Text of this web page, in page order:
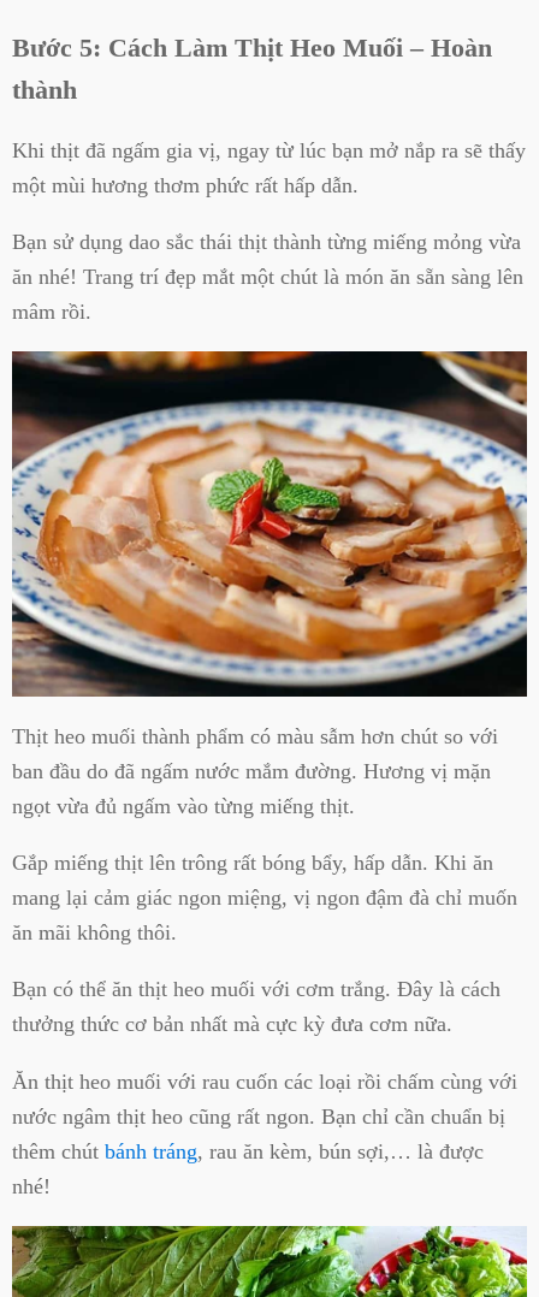
Bước 5: Cách Làm Thịt Heo Muối – Hoàn
thành
Khi thịt đã ngấm gia vị, ngay từ lúc bạn mở nắp ra sẽ thấy
một mùi hương thơm phức rất hấp dẫn.
Bạn sử dụng dao sắc thái thịt thành từng miếng mỏng vừa
ăn nhé! Trang trí đẹp mắt một chút là món ăn sẵn sàng lên
mâm rồi.
Thịt heo muối thành phẩm có màu sẫm hơn chút so với
ban đầu do đã ngấm nước mắm đường. Hương vị mặn
ngọt vừa đủ ngấm vào từng miếng thịt.
Gắp miếng thịt lên trông rất bóng bẩy, hấp dẫn. Khi ăn
mang lại cảm giác ngon miệng, vị ngon đậm đà chỉ muốn
ăn mãi không thôi.
Bạn có thể ăn thịt heo muối với cơm trắng. Đây là cách
thưởng thức cơ bản nhất mà cực kỳ đưa cơm nữa.
Ăn thịt heo muối với rau cuốn các loại rồi chấm cùng với
nước ngâm thịt heo cũng rất ngon. Bạn chỉ cần chuẩn bị
thêm chút bánh tráng, rau ăn kèm, bún sợi,… là được
nhé!